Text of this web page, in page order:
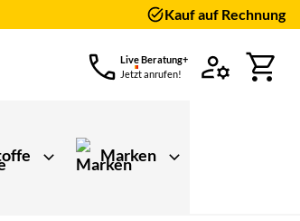
Kauf auf Rechnung
Live Beratung+
Jetzt anrufen!
Marken